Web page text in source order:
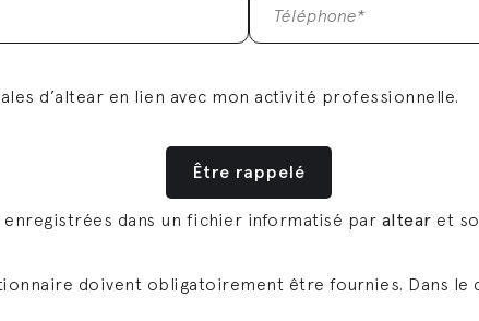
d’altear en lien avec mon activité professionnelle.
dans un fichier informatisé par altear et
doivent obligatoirement être fournies. Dans le